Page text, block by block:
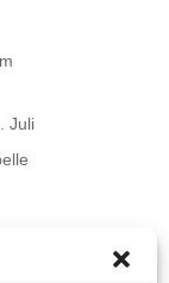
Juli